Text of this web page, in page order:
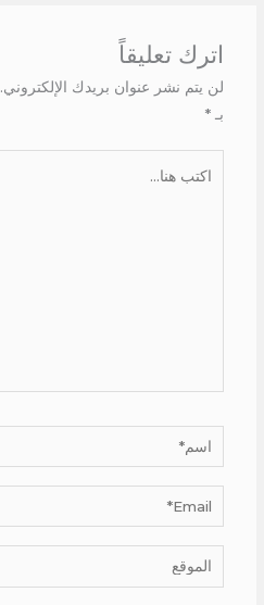
اترك تعليقاً
لن يتم نشر عنوان بريدك الإلكتروني.
بـ *
اسم*
Email*
الموقع